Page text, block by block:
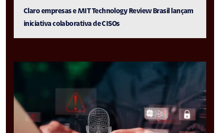
Claro empresas e MIT Technology Review Brasil lançam
iniciativa colaborativa de CISOs